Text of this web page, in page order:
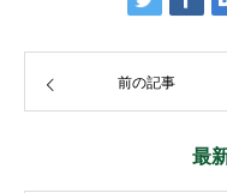
前の記事
最